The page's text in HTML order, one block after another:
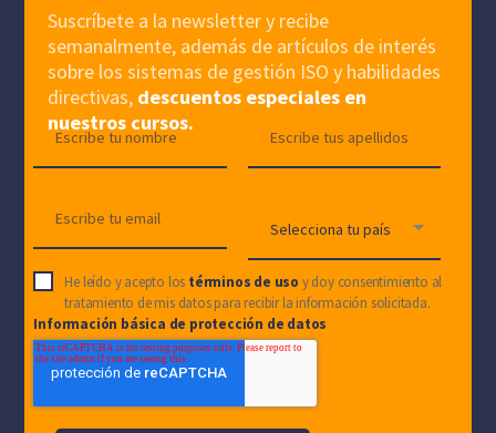
Suscríbete a la newsletter y recibe
semanalmente, además de artículos de interés
sobre los sistemas de gestión ISO y habilidades
directivas, descuentos especiales en
nuestros cursos.
He leído y acepto los términos de uso y doy consentimiento al
tratamiento de mis datos para recibir la información solicitada.
Información básica de protección de datos